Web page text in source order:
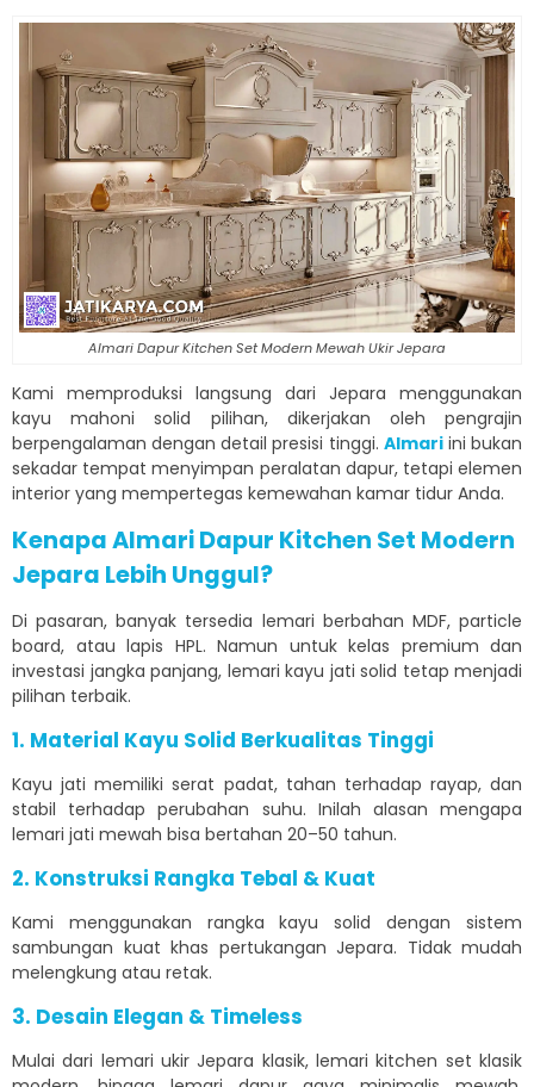
Almari Dapur Kitchen Set Modern Mewah Ukir Jepara
Kami memproduksi langsung dari Jepara menggunakan
kayu mahoni solid pilihan, dikerjakan oleh pengrajin
berpengalaman dengan detail presisi tinggi. Almariini bukan
sekadar tempat menyimpan peralatan dapur, tetapi elemen
interior yang mempertegas kemewahan kamar tidur Anda.
Kenapa Almari Dapur Kitchen Set Modern
Jepara Lebih Unggul?
Di pasaran, banyak tersedia lemari berbahan MDF, particle
board, atau lapis HPL. Namun untuk kelas premium dan
investasi jangka panjang, lemari kayu jati solid tetap menjadi
pilihan terbaik.
1. Material Kayu Solid Berkualitas Tinggi
Kayu jati memiliki serat padat, tahan terhadap rayap, dan
stabil terhadap perubahan suhu. Inilah alasan mengapa
lemari jati mewah bisa bertahan 20–50 tahun.
2. Konstruksi Rangka Tebal & Kuat
Kami menggunakan rangka kayu solid dengan sistem
sambungan kuat khas pertukangan Jepara. Tidak mudah
melengkung atau retak.
3. Desain Elegan & Timeless
Mulai dari lemari ukir Jepara klasik, lemari kitchen set klasik